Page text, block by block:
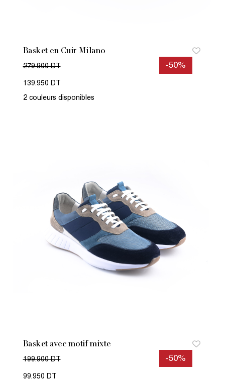
Basket en Cuir Milano
-50%
279.900 DT
139.950 DT
2 couleurs disponibles
Basket avec motif mixte
-50%
199.900 DT
99.950 DT